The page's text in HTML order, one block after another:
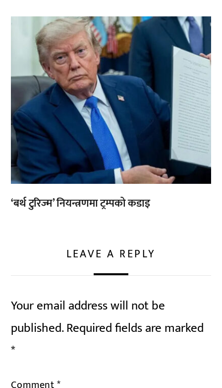
‘बर्थ टुरिज्म’ नियन्त्रणमा ट्रम्पको कडाइ
LEAVE A REPLY
Your email address will not be
published.Required fields are marked
*